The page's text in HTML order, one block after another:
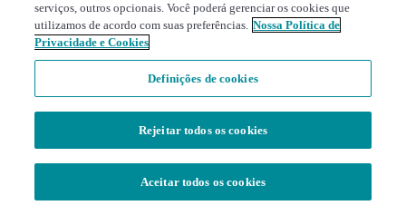
serviços, outros opcionais. Você poderá gerenciar os cookies que
utilizamos de acordo com suas preferências. Nossa Política de
Privacidade e Cookies
Definições de cookies
Rejeitar todos os cookies
Aceitar todos os cookies